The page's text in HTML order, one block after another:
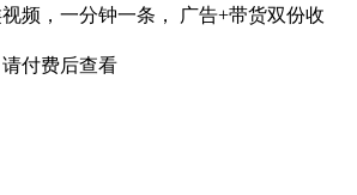
频，一分钟一条， 广告+带货双份收
付费后查看